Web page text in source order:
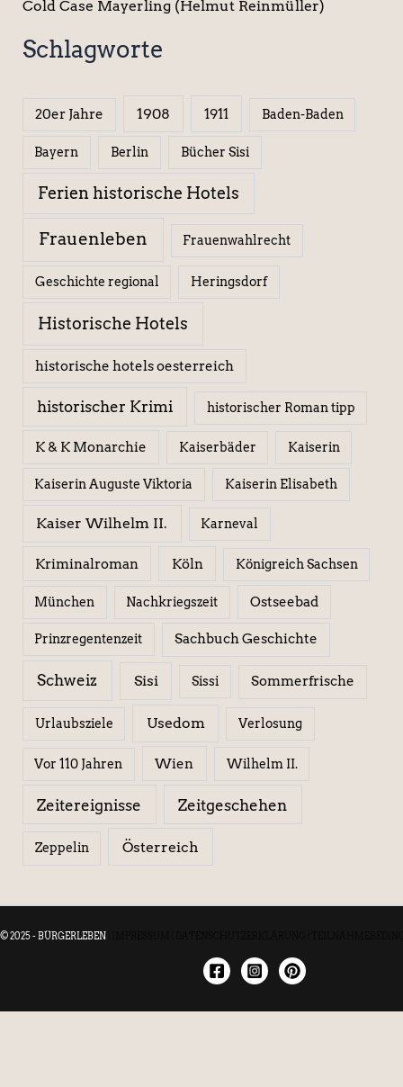
Cold Case Mayerling (Helmut Reinmüller)
Schlagworte
20er Jahre 1908 1911 Baden-Baden
Bayern Berlin Bücher Sisi
Ferien historische Hotels
Frauenleben Frauenwahlrecht
Geschichte regional Heringsdorf
Historische Hotels
historische hotels oesterreich
historischer Krimi historischer Roman tipp
K & K Monarchie Kaiserbäder Kaiserin
Kaiserin Auguste Viktoria Kaiserin Elisabeth
Kaiser Wilhelm II. Karneval
Kriminalroman Köln Königreich Sachsen
München Nachkriegszeit Ostseebad
Prinzregentenzeit Sachbuch Geschichte
Schweiz Sisi Sissi Sommerfrische
Urlaubsziele Usedom Verlosung
Vor 110 Jahren Wien Wilhelm II.
Zeitereignisse Zeitgeschehen
Zeppelin Österreich
© 2025 - BÜRGERLEBEN